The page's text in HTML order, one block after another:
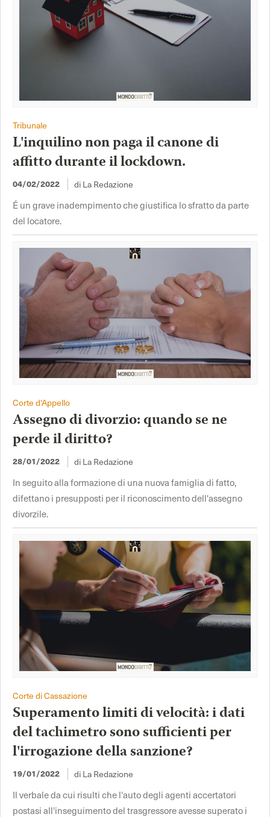
Tribunale
L'inquilino non paga il canone di
affitto durante il lockdown.
04/02/2022 di La Redazione
É un grave inadempimento che giustifica lo sfratto da parte
del locatore.
Corte d'Appello
Assegno di divorzio: quando se ne
perde il diritto?
28/01/2022 di La Redazione
In seguito alla formazione di una nuova famiglia di fatto,
difettano i presupposti per il riconoscimento dell'assegno
divorzile.
Corte di Cassazione
Superamento limiti di velocità: i dati
del tachimetro sono sufficienti per
l'irrogazione della sanzione?
19/01/2022 di La Redazione
Il verbale da cui risulti che l'auto degli agenti accertatori
postasi all'inseguimento del trasgressore avesse superato i